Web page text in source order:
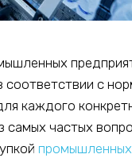
соответствии с
каждого
самых частых
промышленных